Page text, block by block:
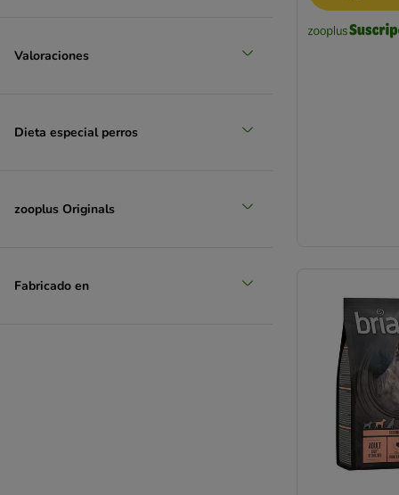
Valoraciones
Dieta especial perros
zooplus Originals
Fabricado en